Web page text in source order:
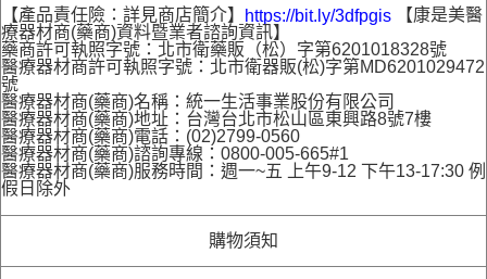
【產品責任險：詳見商店簡介】 https://bit.ly/3dfpgis 【康是美醫
療器材商(藥商)資料暨業者諮詢資訊】
藥商許可執照字號：北市衛藥販（松）字第6201018328號
醫療器材商許可執照字號：北市衛器販(松)字第MD6201029472
號
醫療器材商(藥商)名稱：統一生活事業股份有限公司
醫療器材商(藥商)地址：台灣台北市松山區東興路8號7樓
醫療器材商(藥商)電話：(02)2799-0560
醫療器材商(藥商)諮詢專線：0800-005-665#1
醫療器材商(藥商)服務時間：週一~五 上午9-12 下午13-17:30 例
假日除外
購物須知